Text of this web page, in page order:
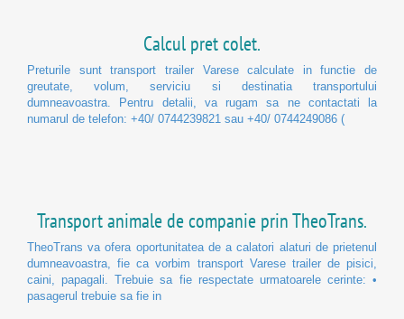
Calcul pret colet.
Preturile sunt transport trailer Varese calculate in functie de
greutate, volum, serviciu si destinatia transportului
dumneavoastra. Pentru detalii, va rugam sa ne contactati la
numarul de telefon: +40/ 0744239821 sau +40/ 0744249086 (
Transport animale de companie prin TheoTrans.
TheoTrans va ofera oportunitatea de a calatori alaturi de prietenul
dumneavoastra, fie ca vorbim transport Varese trailer de pisici,
caini, papagali. Trebuie sa fie respectate urmatoarele cerinte: •
pasagerul trebuie sa fie in